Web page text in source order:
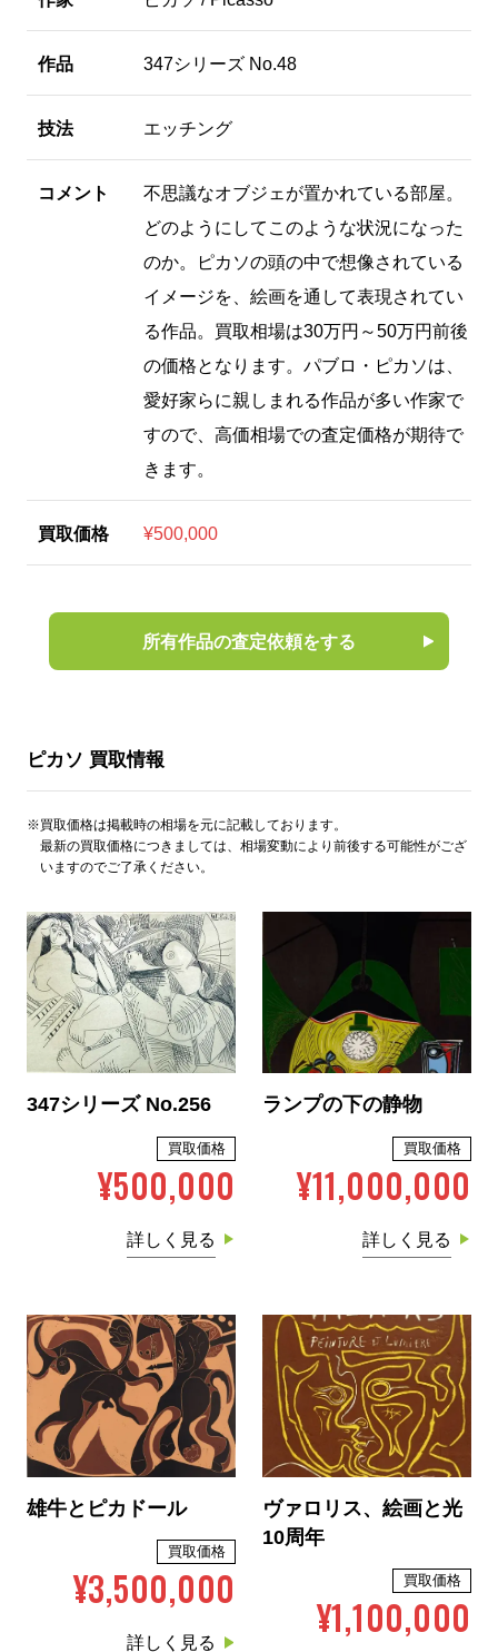
作品 347シリーズ No.48
技法 エッチング
コメント
不思議なオブジェが置かれている部屋。
どのようにしてこのような状況になった
のか。ピカソの頭の中で想像されている
イメージを、絵画を通して表現されてい
る作品。買取相場は30万円～50万円前後
の価格となります。パブロ・ピカソは、
愛好家らに親しまれる作品が多い作家で
すので、高価相場での査定価格が期待で
きます。
買取価格 ¥500,000
所有作品の査定依頼をする
ピカソ 買取情報
※買取価格は掲載時の相場を元に記載しております。
最新の買取価格につきましては、相場変動により前後する可能性がござ
いますのでご了承ください。
347シリーズ No.256
買取価格
¥500,000
詳しく見る
ランプの下の静物
買取価格
¥11,000,000
詳しく見る
雄牛とピカドール
買取価格
¥3,500,000
詳しく見る
ヴァロリス、絵画と光
10周年
買取価格
¥1,100,000